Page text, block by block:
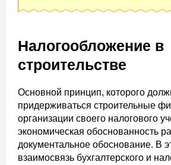
Налогообложение в
строительстве
Основной принцип, которого
придерживаться строительные
организации своего налогового
экономическая обоснованность
документальное обоснование. В
взаимосвязь бухгалтерского и